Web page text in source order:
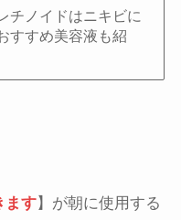
チノイドはニキビに
すすめ美容液も紹
ます】が朝に使用する